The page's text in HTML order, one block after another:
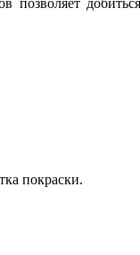
позволяет
покраски.